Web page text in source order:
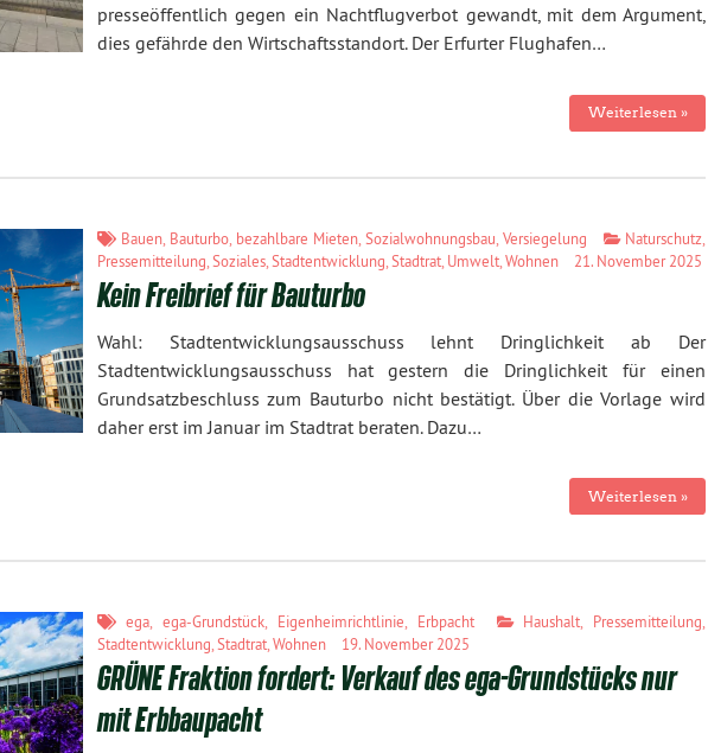
presseöffentlich gegen ein Nachtflugverbot gewandt, mit dem Argument,
dies gefährde den Wirtschaftsstandort. Der Erfurter Flughafen…
Weiterlesen »
Bauen, Bauturbo, bezahlbare Mieten, Sozialwohnungsbau ,Versiegelung Naturschutz
Pressemitteilung Soziales, Stadtentwicklung Stadtrat, Umwelt, Wohnen 21. November 2025
Kein Freibrief für Bauturbo
Wahl: Stadtentwicklungsausschuss lehnt Dringlichkeit ab Der
Stadtentwicklungsausschuss hat gestern die Dringlichkeit für einen
Grundsatzbeschluss zum Bauturbo nicht bestätigt. Über die Vorlage wird
daher erst im Januar im Stadtrat beraten. Dazu…
Weiterlesen »
ega ,ega-Grundstück Eigenheimrichtlinie Erbpacht Haushalt Pressemitteilung
Stadtentwicklung Stadtrat, Wohnen 19. November 2025
GRÜNE Fraktion fordert: Verkauf des ega-Grundstücks nur
mit Erbbaupacht